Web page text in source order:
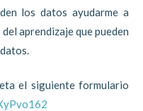
los datos ayudarme a
aprendizaje que pueden
el siguiente formulario